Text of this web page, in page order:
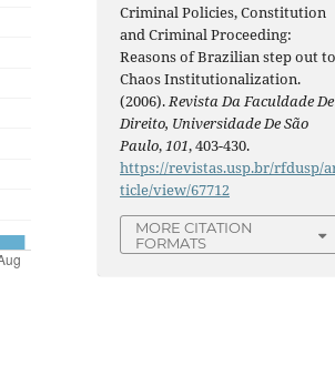
Criminal Policies, Constitution
and Criminal Proceeding:
Reasons of Brazilian step out to
Chaos Institutionalization.
(2006). Revista Da Faculdade De
Direito, Universidade De São
Paulo, 101, 403-430.
https://revistas.usp.br/rfdusp/
ticle/view/67712
MORE CITATION
FORMATS